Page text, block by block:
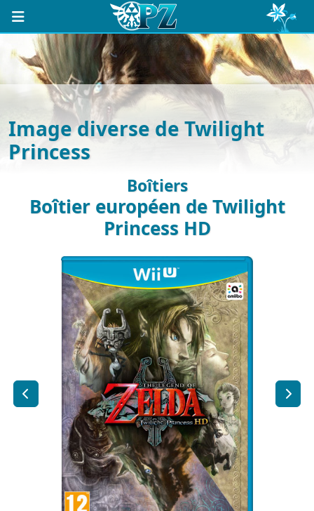
Image diverse de Twilight
Princess
Boîtiers
Boîtier européen de Twilight
Princess HD